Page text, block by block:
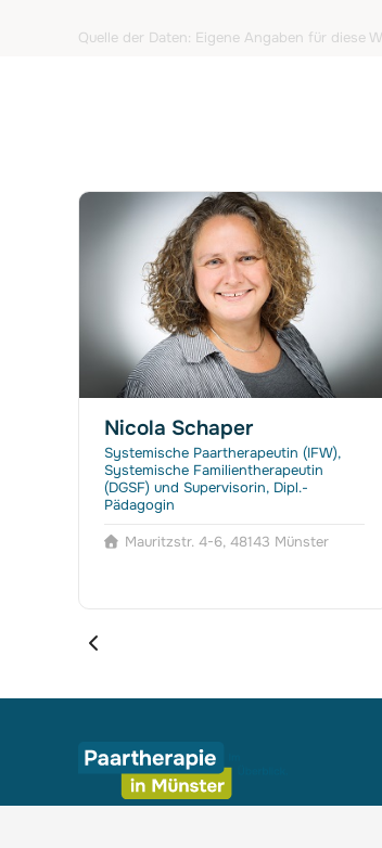
Quelle der Daten: Eigene Angaben für diese
Nicola Schaper
Systemische Paartherapeutin (IFW),
Systemische Familientherapeutin
(DGSF) und Supervisorin, Dipl.-
Pädagogin
Mauritzstr. 4-6, 48143 Münster